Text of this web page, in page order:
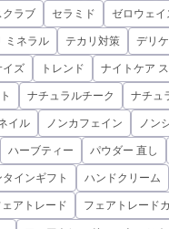
クラブ セラミド ゼロウェイ
ミネラル テカリ対策 デリ
イズ トレンド ナイトケア
ナチュラルチーク ナチュ
イル ノンカフェイン ノン
ハーブティー パウダー 直し
インギフト ハンドクリーム
ェアトレード フェアトレード